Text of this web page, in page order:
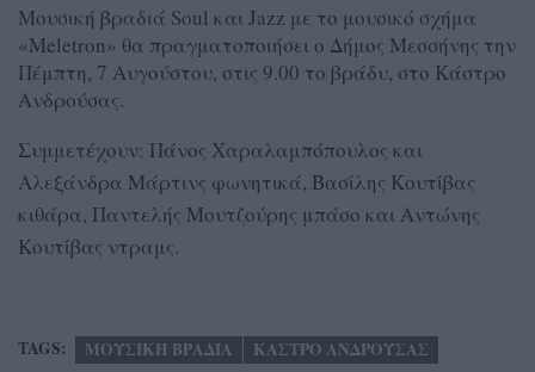
Μουσική βραδιά Soul και Jazz με το μουσικό σχήμα
«Meletron» θα πραγματοποιήσει ο Δήμος Μεσσήνης την
Πέμπτη, 7 Αυγούστου, στις 9.00 το βράδυ, στο Κάστρο
Ανδρούσας.
Συμμετέχουν: Πάνος Χαραλαμπόπουλος και
Αλεξάνδρα Μάρτινς φωνητικά, Βασίλης Κουτίβας
κιθάρα, Παντελής Μουτζούρης μπάσο και Αντώνης
Κουτίβας ντραμς.
TAGS: ΜΟΥΣΙΚΗ ΒΡΑΔΙΑ ΚΑΣΤΡΟ ΑΝΔΡΟΥΣΑΣ